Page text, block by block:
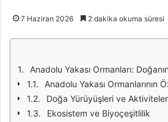
7 Haziran 2026 2 dakika okuma süresi
Anadolu Yakası Ormanları:
Anadolu Yakası Ormanlarının
Doğa Yürüyüşleri ve Aktiviteler
Ekosistem ve Biyoçeşitlilik